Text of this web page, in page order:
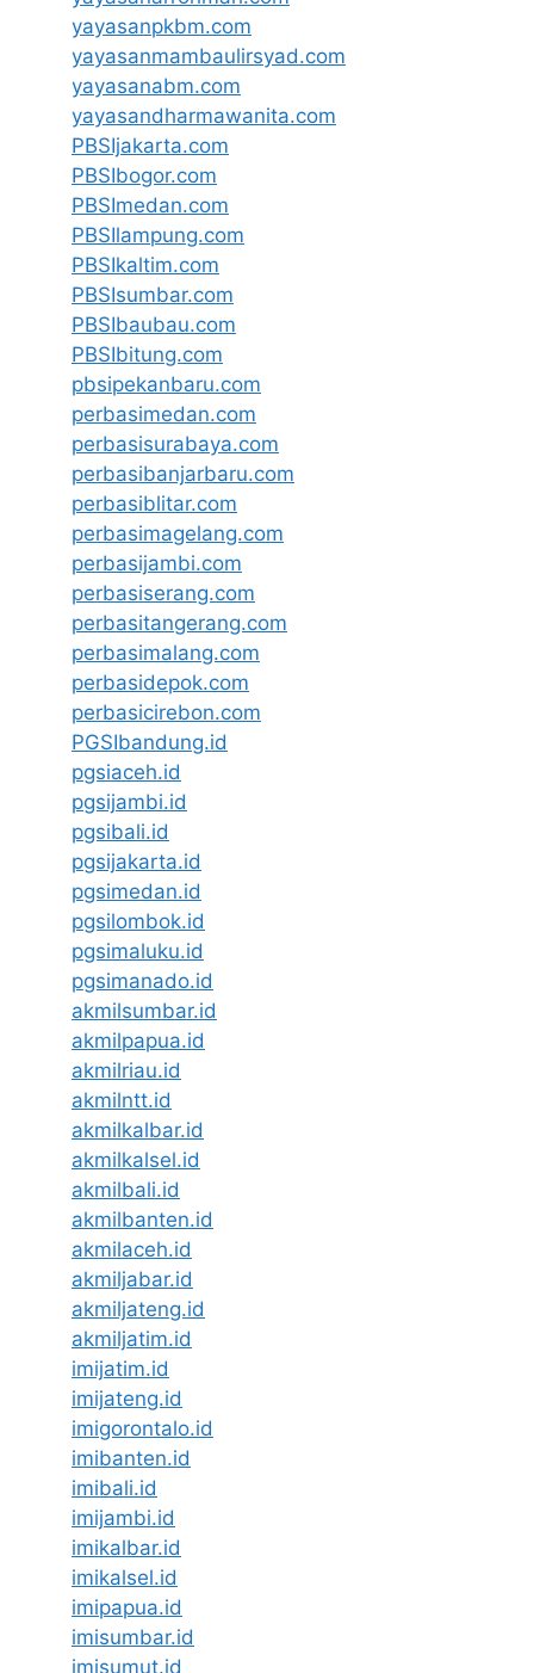
yayasanpkbm.com
yayasanmambaulirsyad.com
yayasanabm.com
yayasandharmawanita.com
PBSIjakarta.com
PBSIbogor.com
PBSImedan.com
PBSIlampung.com
PBSIkaltim.com
PBSIsumbar.com
PBSIbaubau.com
PBSIbitung.com
pbsipekanbaru.com
perbasimedan.com
perbasisurabaya.com
perbasibanjarbaru.com
perbasiblitar.com
perbasimagelang.com
perbasijambi.com
perbasiserang.com
perbasitangerang.com
perbasimalang.com
perbasidepok.com
perbasicirebon.com
PGSIbandung.id
pgsiaceh.id
pgsijambi.id
pgsibali.id
pgsijakarta.id
pgsimedan.id
pgsilombok.id
pgsimaluku.id
pgsimanado.id
akmilsumbar.id
akmilpapua.id
akmilriau.id
akmilntt.id
akmilkalbar.id
akmilkalsel.id
akmilbali.id
akmilbanten.id
akmilaceh.id
akmiljabar.id
akmiljateng.id
akmiljatim.id
imijatim.id
imijateng.id
imigorontalo.id
imibanten.id
imibali.id
imijambi.id
imikalbar.id
imikalsel.id
imipapua.id
imisumbar.id
imisumut.id